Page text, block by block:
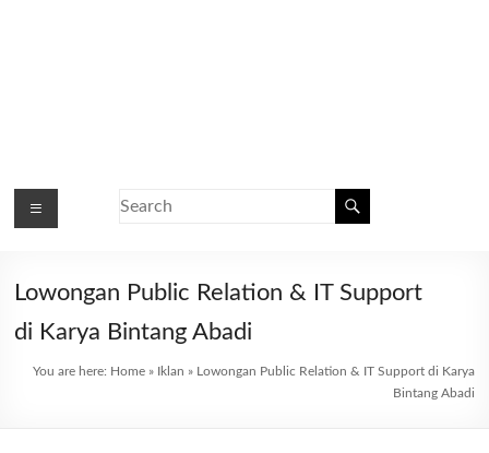
Lowongan Public Relation & IT Support
di Karya Bintang Abadi
You are here: Home» Iklan » Lowongan Public Relation & IT Support di Karya
Bintang Abadi